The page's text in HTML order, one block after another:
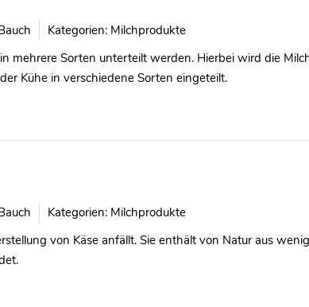
Kategorien: Milchprodukte
mehrere Sorten unterteilt werden. Hierbei wird die
Kühe in verschiedene Sorten eingeteilt.
Kategorien: Milchprodukte
von Käse anfällt. Sie enthält von Natur aus